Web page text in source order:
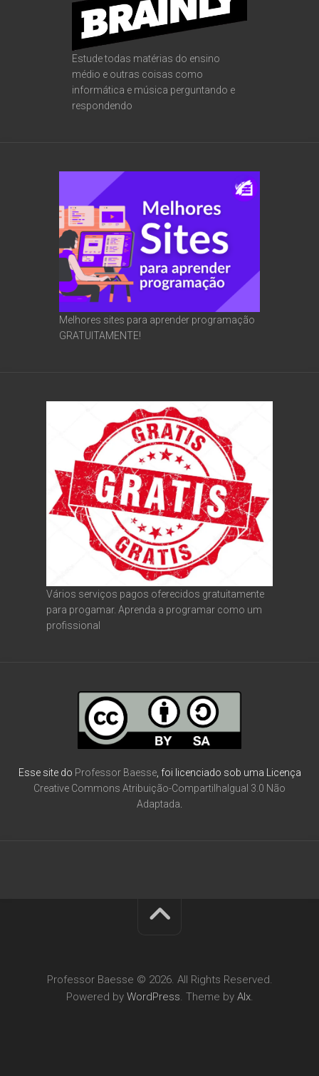
Estude todas matérias do ensino
médio e outras coisas como
informática e música perguntando e
respondendo
Melhores sites para aprender programação
GRATUITAMENTE!
Vários serviços pagos oferecidos gratuitamente
para progamar. Aprenda a programar como um
profissional
Esse site do Professor Baesse, foi licenciado sob uma Licença
Creative Commons Atribuição-CompartilhaIgual 3.0 Não
Adaptada
Professor Baesse © 2026. All Rights Reserved.
Powered by WordPress. Theme by Alx.